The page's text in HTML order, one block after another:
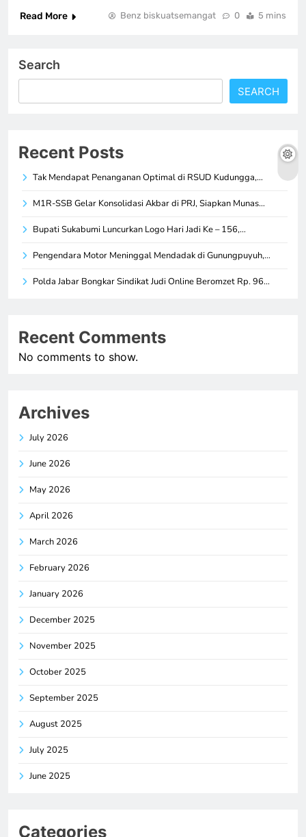
Read More
Benz biskuatsemangat 0 5 mins
Search
SEARCH
Recent Posts
Tak Mendapat Penanganan Optimal di RSUD Kudungga,…
M1R-SSB Gelar Konsolidasi Akbar di PRJ, Siapkan Munas…
Bupati Sukabumi Luncurkan Logo Hari Jadi Ke – 156,…
Pengendara Motor Meninggal Mendadak di Gunungpuyuh,…
Polda Jabar Bongkar Sindikat Judi Online Beromzet Rp. 96…
Recent Comments
No comments to show.
Archives
July 2026
June 2026
May 2026
April 2026
March 2026
February 2026
January 2026
December 2025
November 2025
October 2025
September 2025
August 2025
July 2025
June 2025
Categories